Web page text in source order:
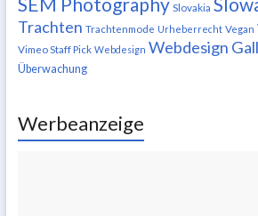
Slovakia
Trachten Trachtenmode Urheberrecht Vegan
Vimeo Staff Pick Webdesign Webdesign
Überwachung
Werbeanzeige